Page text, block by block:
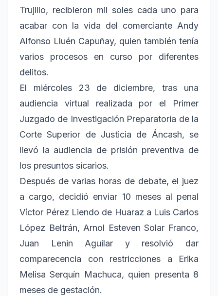
Trujillo, recibieron mil soles cada uno para
acabar con la vida del comerciante Andy
Alfonso Lluén Capuñay, quien también tenía
varios procesos en curso por diferentes
delitos.
El miércoles 23 de diciembre, tras una
audiencia virtual realizada por el Primer
Juzgado de Investigación Preparatoria de la
Corte Superior de Justicia de Áncash, se
llevó la audiencia de prisión preventiva de
los presuntos sicarios.
Después de varias horas de debate, el juez
a cargo, decidió enviar 10 meses al penal
Víctor Pérez Liendo de Huaraz a Luis Carlos
López Beltrán, Arnol Esteven Solar Franco,
Juan Lenin Aguilar y resolvió dar
comparecencia con restricciones a Erika
Melisa Serquín Machuca, quien presenta 8
meses de gestación.